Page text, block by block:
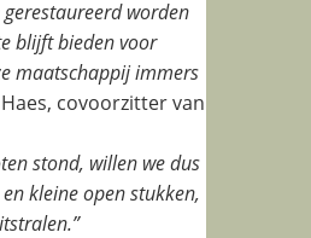
worden
blijft bieden voor
maatschappij immers
covoorzitter van
stond, willen we dus
kleine open stukken,